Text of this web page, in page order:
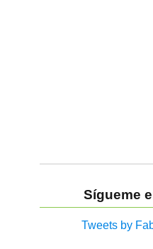
Sígueme
Tweets by